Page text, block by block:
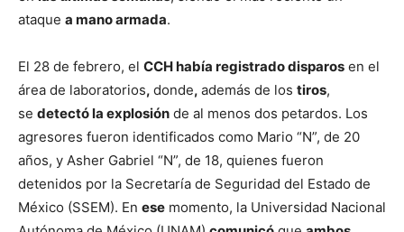
ataque a mano armada.
El 28 de febrero, el CCH había registrado disparos en el
área de laboratorios, donde, además de los tiros,
se detectó la explosión de al menos dos petardos. Los
agresores fueron identificados como Mario “N”, de 20
años, y Asher Gabriel “N”, de 18, quienes fueron
detenidos por la Secretaría de Seguridad del Estado de
México (SSEM). En ese momento, la Universidad Nacional